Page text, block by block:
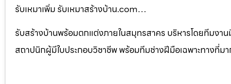
รับเหมาเพิ่ม รับเหมาสร้างบ้าน.com…
รับสร้างบ้านพร้อมตกแต่งภายในสมุทรสาคร บริหารโดยทีมงา
สถาปนิกผู้มีใบประกอบวิชาชีพ พร้อมทีมช่างฝีมือเฉพาะทางที่ม